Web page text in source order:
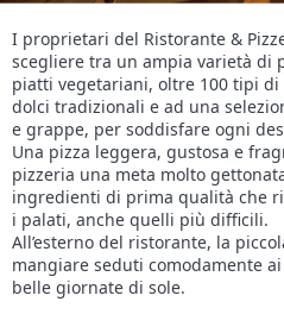
I proprietari del Ristorante &
scegliere tra un ampia varietà
piatti vegetariani, oltre 100 tipi
dolci tradizionali e ad una
e grappe, per soddisfare ogni
Una pizza leggera, gustosa e
pizzeria una meta molto
ingredienti di prima qualità che
i palati, anche quelli più difficili.
All’esterno del ristorante, la
mangiare seduti comodamente
belle giornate di sole.